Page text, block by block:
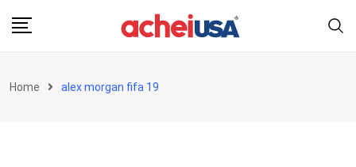
Home alex morgan fifa 19